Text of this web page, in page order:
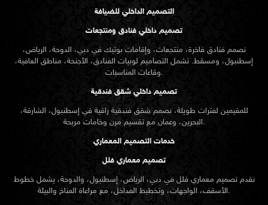
التصميم الداخلي للضيافة
تصميم داخلي فنادق ومنتجعات
نصمم فنادق فاخرة، منتجعات، وإقامات بوتيك في دبي، الدوحة، الرياض،
إسطنبول، ومسقط. تشمل التصاميم لوبيات الفنادق، الأجنحة، مناطق العافية،
وقاعات المناسبات.
تصميم داخلي شقق فندقية
للمقيمين لفترات طويلة، نصمم شقق فندقية راقية في إسطنبول، الشارقة،
البحرين، وعمان مع تقسيم مرن وخامات مريحة.
خدمات التصميم المعماري
تصميم معماري فلل
نقدمتصميم معماري فلل في دبي، الرياض، إسطنبول، والدوحة، يشمل خطوط
الأسقف، الواجهات، وتخطيط المداخل، مع مراعاة المناخ والبيئة.